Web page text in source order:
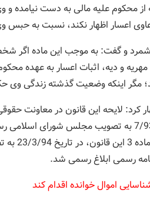
اعسار اظهار نکند، نسبت به حبس
دیگر این قانون را ماده 7 آن برشمرد و گفت: به
و دیه، اثبات اعسار به عهده
مگر اینکه وضعیت گذشته زندگی وی
کرد: لایحه این قانون در معاونت
پس از سالها بحث و بررسی نهایتا در تاریخ 15 /7/93 به تصویب
مجلس شورای
اموال خوانده اقدام کند